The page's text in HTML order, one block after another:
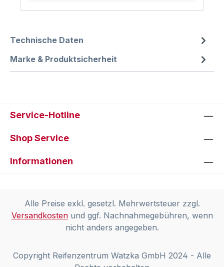
Technische Daten
Marke & Produktsicherheit
Service-Hotline
Shop Service
Informationen
Alle Preise exkl. gesetzl. Mehrwertsteuer zzgl.
Versandkostenund ggf. Nachnahmegebühren, wenn
nicht anders angegeben.
Copyright Reifenzentrum Watzka GmbH 2024 - Alle